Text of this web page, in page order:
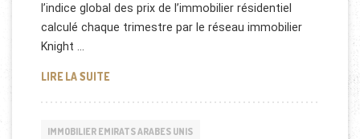
l’indice global des prix de l’immobilier résidentiel
calculé chaque trimestre par le réseau immobilier
Knight …
LIRE LA SUITEIMMOBILIER RÉSIDENTIEL À TRAVERS LE MONDE
IMMOBILIER EMIRATS ARABES UNIS